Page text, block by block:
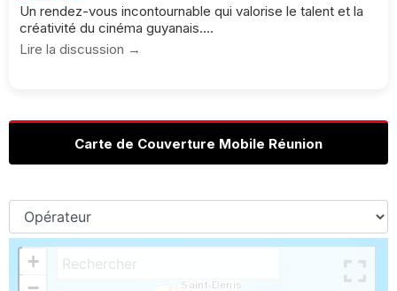
Un rendez-vous incontournable qui valorise le talent et la
créativité du cinéma guyanais....
Lire la discussion →
Carte de Couverture Mobile Réunion